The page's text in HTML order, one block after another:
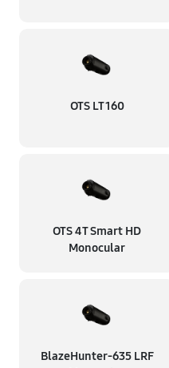
OTS LT 160
OTS 4T Smart HD
Monocular
BlazeHunter‑635 LRF